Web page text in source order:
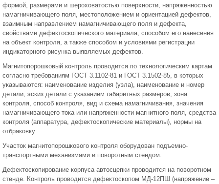
формой, размерами и шероховатостью поверхности, напряженностью
намагничивающего поля, местоположением и ориентацией дефектов,
взаимным направлением намагничивающего поля и дефекта,
свойствами дефектоскопического материала, способом его нанесения
на объект контроля, а также способом и условиями регистрации
индикаторного рисунка выявляемых дефектов.
Магнитопорошковый контроль проводится по технологическим картам
согласно требованиям ГОСТ 3.1102-81 и ГОСТ 3.1502-85, в которых
указываются: наименование изделия (узла), наименование и номер
детали, эскиз детали с указанием габаритных размеров, зона
контроля, способ контроля, вид и схема намагничивания, значения
намагничивающего тока или напряженности магнитного поля, средства
контроля (аппаратура, дефектоскопические материалы), нормы на
отбраковку.
Участок магнитопорошкового контроля оборудован подъемно-
транспортными механизмами и поворотным стендом.
Дефектоскопирование корпуса автосцепки проводится на поворотном
стенде. Контроль проводится дефектоскопом МД-12ПШ (напряжение –